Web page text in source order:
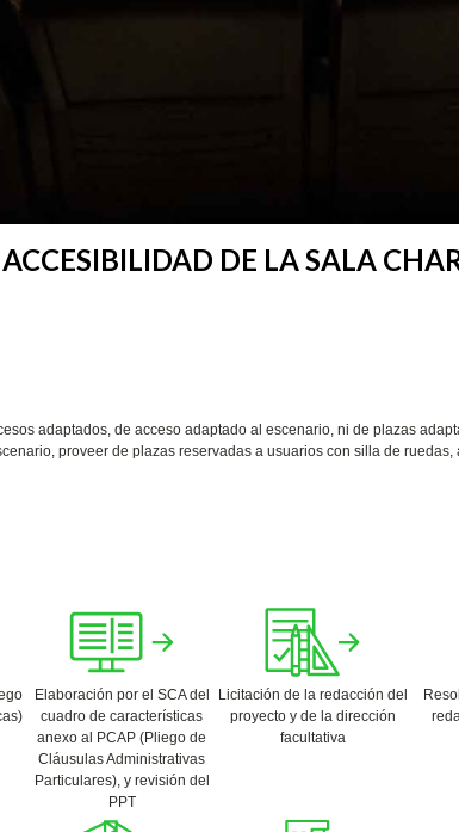
DE LA SALA
adaptados, de acceso adaptado al escenario, ni de plazas
proveer de plazas reservadas a usuarios con silla de
Elaboración por el SCA del
cuadro de características
anexo al PCAP (Pliego de
Cláusulas Administrativas
Particulares), y revisión del
PPT
Licitación de la redacción del
proyecto y de la dirección
facultativa